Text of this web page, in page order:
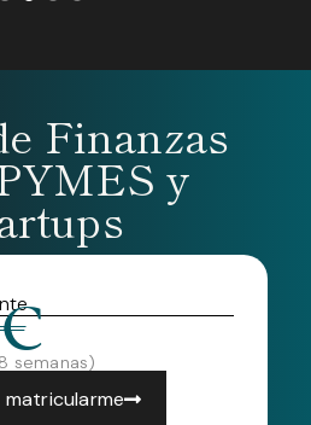
Finanzas
y
semanas)
matricularme